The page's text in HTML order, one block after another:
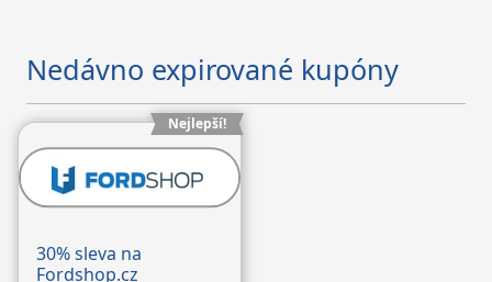
Nedávno expirované kupóny
Nejlepší!
30% sleva na
Fordshop.cz